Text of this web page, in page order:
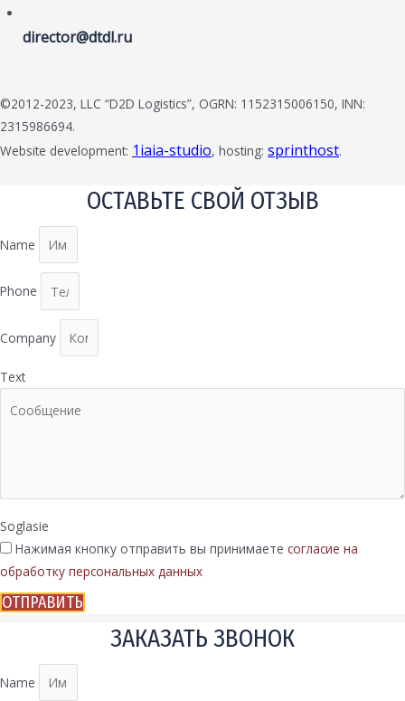
director@dtdl.ru
©2012-2023, LLC “D2D Logistics”, OGRN: 1152315006150, INN:
2315986694.
Website development: 1iaia-studio, hosting: sprinthost.
ОСТАВЬТЕ СВОЙ ОТЗЫВ
Name
Phone
Company
Text
Soglasie
Нажимая кнопку отправить вы принимаете согласие на
обработку персональных данных
ОТПРАВИТЬ
ЗАКАЗАТЬ ЗВОНОК
Name